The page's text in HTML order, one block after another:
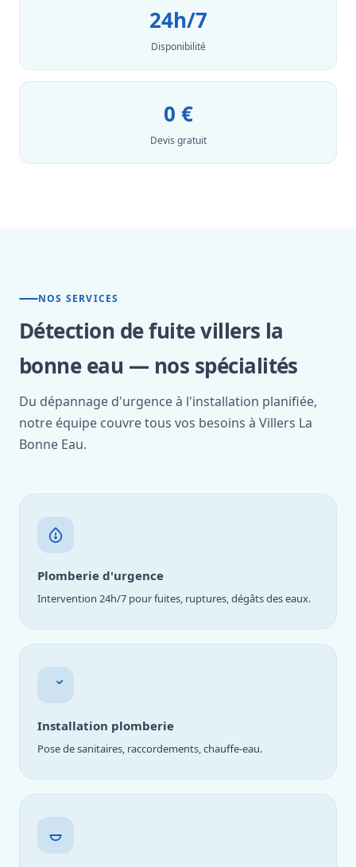
24h/7
Disponibilité
0 €
Devis gratuit
NOS SERVICES
Détection de fuite villers la
bonne eau — nos spécialités
Du dépannage d'urgence à l'installation planifiée,
notre équipe couvre tous vos besoins à Villers La
Bonne Eau.
Plomberie d'urgence
Intervention 24h/7 pour fuites, ruptures, dégâts des eaux.
Installation plomberie
Pose de sanitaires, raccordements, chauffe-eau.